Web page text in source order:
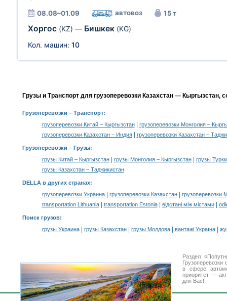
08.08–01.09 автовоз 15 т
Хоргос (KZ) — Бишкек (KG)
Кол. машин: 10
Грузы и Транспорт для грузоперевозки Казахстан — Кыргызстан,
Грузоперевозки – Транспорт:
грузоперевозки Китай – Кыргызстан|
грузоперевозки Монголия –
грузоперевозки Казахстан – Индия| грузоперевозки Казахстан –
Грузоперевозки – Грузы:
грузы Китай – Кыргызстан| грузы Монголия – Кыргызстан|
грузы
грузы Казахстан – Таджикистан
DELLA в других странах:
грузоперевозки Украина| грузоперевозки Казахстан|
грузоперевозки
transportation Lithuania| transportation Estonia| відстані між містами|
Поиск грузов:
грузы Украина| грузы Казахстан| грузы Молдова| вантажі Україна|
Раздел
в сфере
приоритет —
для Вас!